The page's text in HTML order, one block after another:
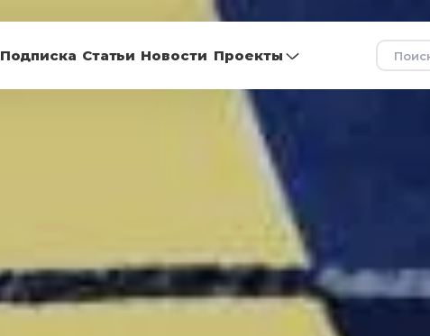
Подписка Статьи Новости Проекты Поиск